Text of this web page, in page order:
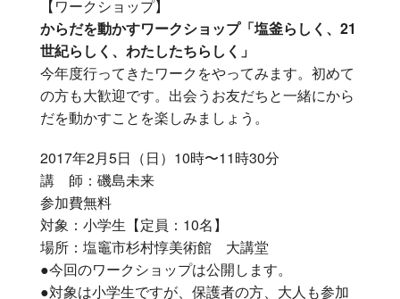
【ワークショップ】
からだを動かすワークショップ「塩釜らしく、21
世紀らしく、わたしたちらしく」
今年度行ってきたワークをやってみます。初めて
の方も大歓迎です。出会うお友だちと一緒にから
だを動かすことを楽しみましょう。
2017年2月5日（日）10時〜11時30分
講 師：磯島未来
参加費無料
対象：小学生【定員：10名】
場所：塩竈市杉村惇美術館 大講堂
●今回のワークショップは公開します。
●対象は小学生ですが、保護者の方、大人も参加